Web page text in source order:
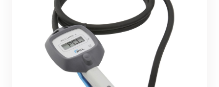
Noutati
Ghidul Echipamentelor
Contact